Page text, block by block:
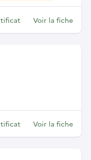
Voir la fiche
Voir la fiche